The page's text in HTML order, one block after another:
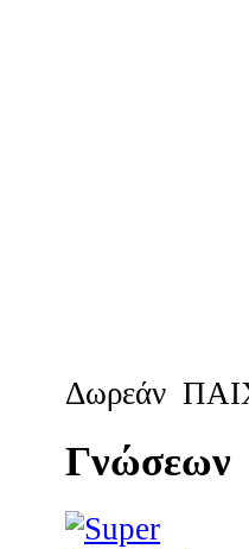
Δωρεάν
Γνώσεων